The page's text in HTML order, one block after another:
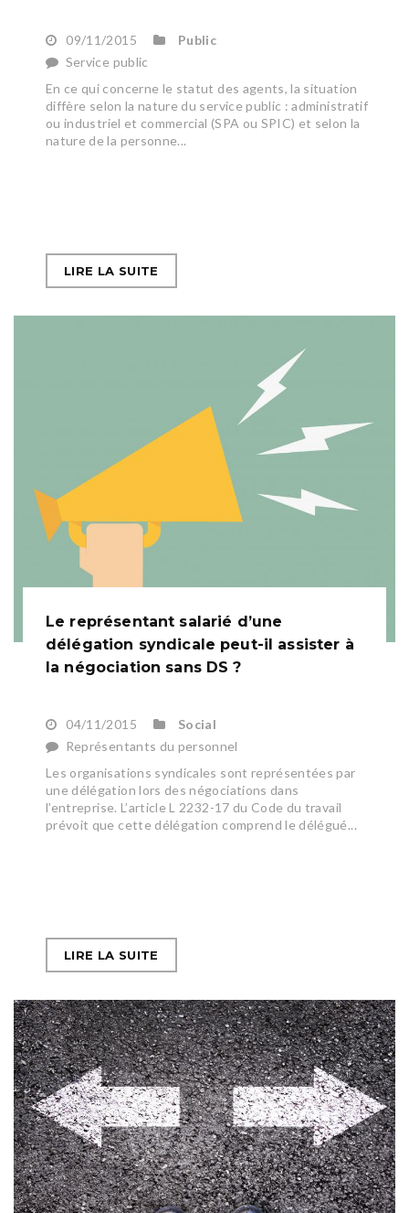
09/11/2015
Public
Service public
En ce qui concerne le statut des agents, la situation
diffère selon la nature du service public : administratif
ou industriel et commercial (SPA ou SPIC) et selon la
nature de la personne...
LIRE LA SUITE
Le représentant salarié d’une
délégation syndicale peut-il assister à
la négociation sans DS ?
04/11/2015
Social
Représentants du personnel
Les organisations syndicales sont représentées par
une délégation lors des négociations dans
l’entreprise. L’article L 2232-17 du Code du travail
prévoit que cette délégation comprend le délégué...
LIRE LA SUITE